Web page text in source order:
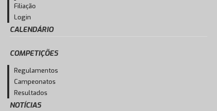
Filiação
Login
CALENDÁRIO
COMPETIÇÕES
Regulamentos
Campeonatos
Resultados
NOTÍCIAS